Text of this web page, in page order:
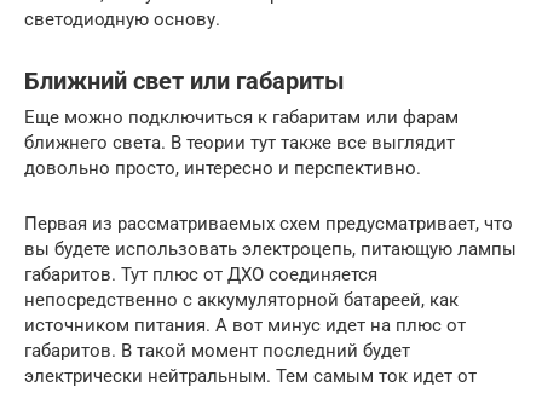
светодиодную основу.
Ближний свет или габариты
Еще можно подключиться к габаритам или фарам
ближнего света. В теории тут также все выглядит
довольно просто, интересно и перспективно.
Первая из рассматриваемых схем предусматривает, что
вы будете использовать электроцепь, питающую лампы
габаритов. Тут плюс от ДХО соединяется
непосредственно с аккумуляторной батареей, как
источником питания. А вот минус идет на плюс от
габаритов. В такой момент последний будет
электрически нейтральным. Тем самым ток идет от